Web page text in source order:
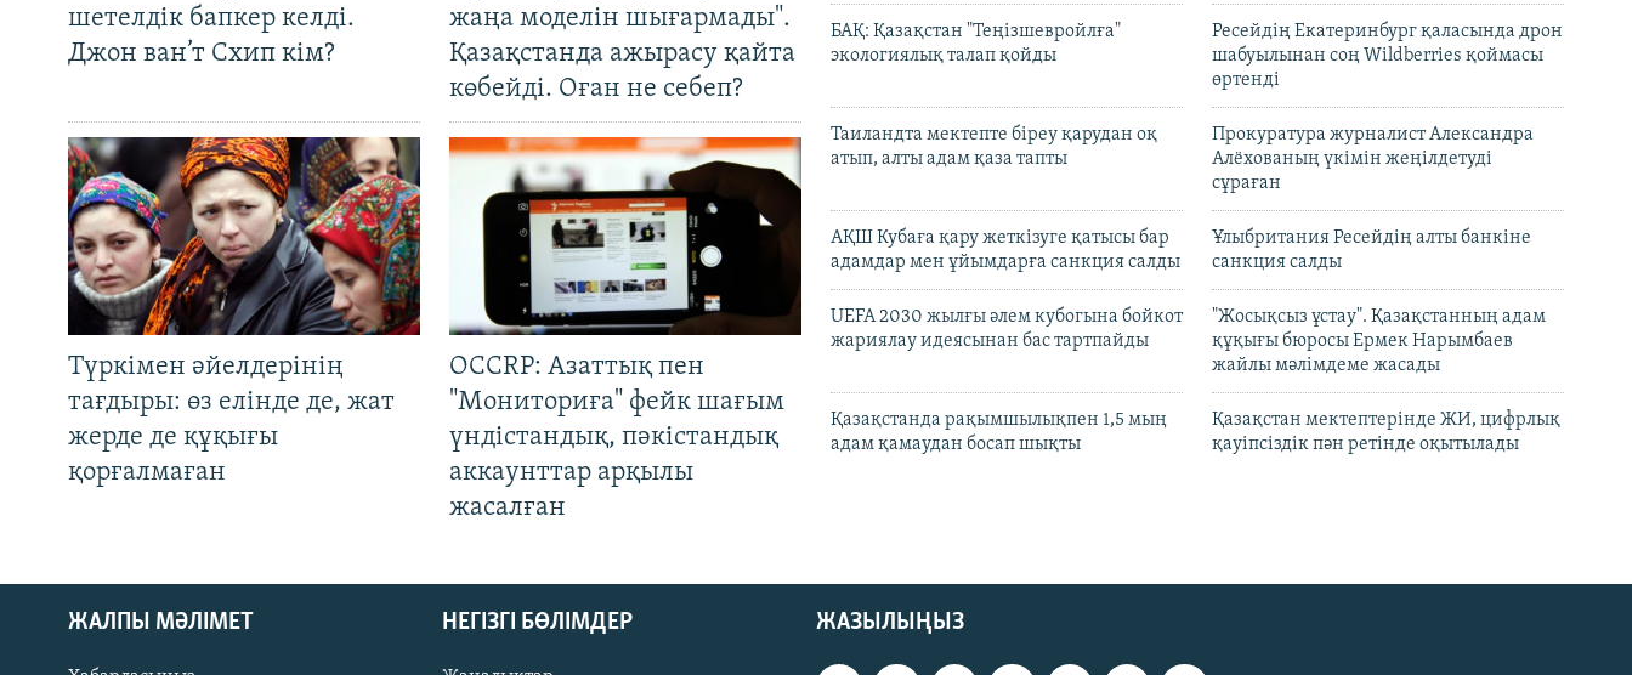
шетелдік бапкер келді.
Джон ван’т Схип кім?
жаңа моделін шығармады".
Қазақстанда ажырасу қайта
көбейді. Оған не себеп?
Түркімен әйелдерінің
тағдыры: өз елінде де, жат
жерде де құқығы
қорғалмаған
OCCRP: Азаттық пен
"Мониториға" фейк шағым
үндістандық, пәкістандық
аккаунттар арқылы
жасалған
БАҚ: Қазақстан "Теңізшевройлға"
экологиялық талап қойды
Ресейдің Екатеринбург қаласында дрон
шабуылынан соң Wildberries қоймасы
өртенді
Таиландта мектепте біреу қарудан оқ
атып, алты адам қаза тапты
Прокуратура журналист Александра
Алёхованың үкімін жеңілдетуді
сұраған
АҚШ Кубаға қару жеткізуге қатысы бар
адамдар мен ұйымдарға санкция салды
Ұлыбритания Ресейдің алты банкіне
санкция салды
UEFA 2030 жылғы әлем кубогына бойкот
жариялау идеясынан бас тартпайды
"Жосықсыз ұстау". Қазақстанның адам
құқығы бюросы Ермек Нарымбаев
жайлы мәлімдеме жасады
Қазақстанда рақымшылықпен 1,5 мың
адам қамаудан босап шықты
Қазақстан мектептерінде ЖИ, цифрлық
қауіпсіздік пән ретінде оқытылады
ЖАЗЫЛЫҢЫЗ
ЖАЛПЫ МӘЛІМЕТ НЕГІЗГІ БӨЛІМДЕР